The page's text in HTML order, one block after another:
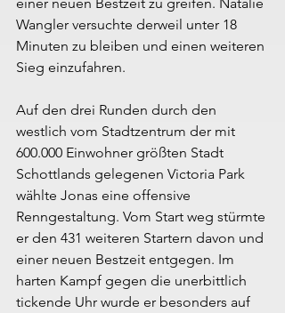
Wangler versuchte derweil unter 18
Minuten zu bleiben und einen weiteren
Sieg einzufahren.
Auf den drei Runden durch den
westlich vom Stadtzentrum der mit
600.000 Einwohner größten Stadt
Schottlands gelegenen Victoria Park
wählte Jonas eine offensive
Renngestaltung. Vom Start weg stürmte
er den 431 weiteren Startern davon und
einer neuen Bestzeit entgegen. Im
harten Kampf gegen die unerbittlich
tickende Uhr wurde er besonders auf